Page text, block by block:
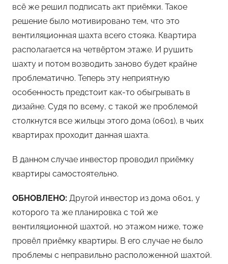
всё же решил подписать акт приёмки. Такое
решение было мотивировано тем, что это
вентиляционная шахта всего стояка. Квартира
располагается на четвёртом этаже. И рушить
шахту и потом возводить заново будет крайне
проблематично. Теперь эту неприятную
особенность предстоит как-то обыгрывать в
дизайне. Судя по всему, с такой же проблемой
столкнутся все жильцы этого дома (0601), в чьих
квартирах проходит данная шахта.
В данном случае инвестор проводил приёмку
квартиры самостоятельно.
ОБНОВЛЕНО: Другой инвестор из дома 0601, у
которого та же планировка с той же
вентиляционной шахтой, но этажом ниже, тоже
провёл приёмку квартиры. В его случае не было
проблемы с неправильно расположенной шахтой.